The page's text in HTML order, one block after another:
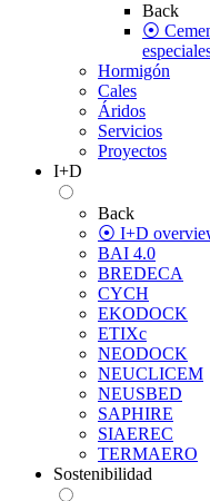
Back
⦿
Hormigón
Cales
Áridos
Servicios
Proyectos
I+D
Back
⦿ I+D
BAI 4.0
BREDECA
CYCH
EKODOCK
ETIXc
NEODOCK
NEUCLICEM
NEUSBED
SAPHIRE
SIAEREC
TERMAERO
Sostenibilidad